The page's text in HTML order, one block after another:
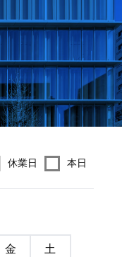
休業日 本日
金
土